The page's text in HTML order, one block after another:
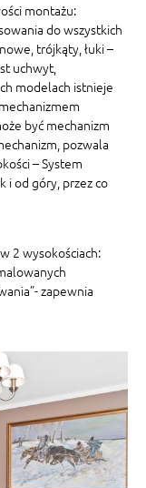
montażu:
do wszystkich
trójkąty, łuki –
uchwyt,
modelach istnieje
być mechanizm
pozwala
– System
i od góry, przez co
2 wysokościach:
zapewnia